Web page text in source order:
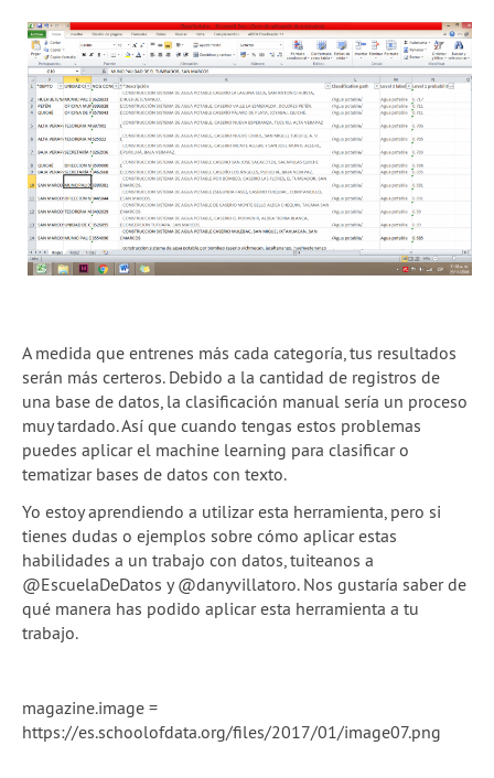
A medida que entrenes más cada categoría, tus resultados
serán más certeros. Debido a la cantidad de registros de
una base de datos, la clasificación manual sería un proceso
muy tardado. Así que cuando tengas estos problemas
puedes aplicar el machine learning para clasificar o
tematizar bases de datos con texto.
Yo estoy aprendiendo a utilizar esta herramienta, pero si
tienes dudas o ejemplos sobre cómo aplicar estas
habilidades a un trabajo con datos, tuiteanos a
@EscuelaDeDatos y @danyvillatoro. Nos gustaría saber de
qué manera has podido aplicar esta herramienta a tu
trabajo.
magazine.image =
https://es.schoolofdata.org/files/2017/01/image07.png